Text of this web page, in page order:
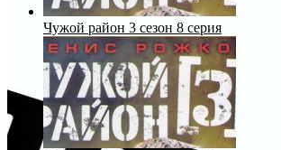
Чужой район 3 сезон 8 серия